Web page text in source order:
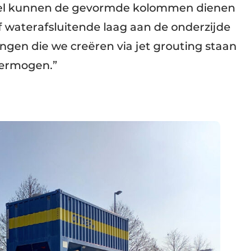
kunnen de gevormde kolommen dienen
laag aan de onderzijde
die we creëren via jet grouting staan